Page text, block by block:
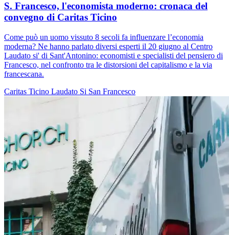
S. Francesco, l'economista moderno: cronaca del
convegno di Caritas Ticino
Come può un uomo vissuto 8 secoli fa influenzare l’economia
moderna? Ne hanno parlato diversi esperti il 20 giugno al Centro
Laudato si' di Sant'Antonino: economisti e specialisti del pensiero di
Francesco, nel confronto tra le distorsioni del capitalismo e la via
francescana.
Caritas Ticino Laudato Si San Francesco